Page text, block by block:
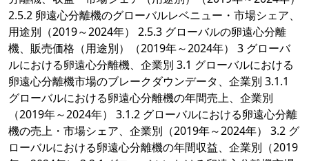
2.5.2 卵遠心分離機のグローバルレベニュー・市場シェア、
用途別（2019～2024年） 2.5.3 グローバルの卵遠心分離
機、販売価格（用途別）（2019年～2024年） 3 グローバ
ルにおける卵遠心分離機、企業別 3.1 グローバルにおける
卵遠心分離機市場のブレークダウンデータ、企業別 3.1.1
グローバルにおける卵遠心分離機の年間売上、企業別
（2019年～2024年） 3.1.2 グローバルにおける卵遠心分離
機の売上・市場シェア、企業別（2019年～2024年） 3.2 グ
ローバルにおける卵遠心分離機の年間収益、企業別（2019